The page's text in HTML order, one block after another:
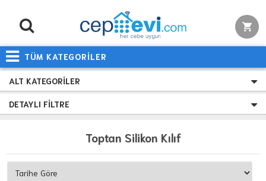
TÜM KATEGORİLER
ALT KATEGORILER
DETAYLI FILTRE
Toptan Silikon Kılıf